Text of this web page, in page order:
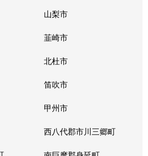
山梨市
韮崎市
北杜市
笛吹市
甲州市
西八代郡市川三郷町